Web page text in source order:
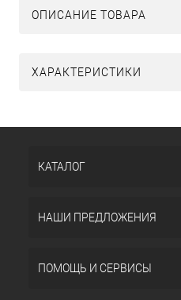
ОПИСАНИЕ ТОВАРА
ХАРАКТЕРИСТИКИ
КАТАЛОГ
НАШИ ПРЕДЛОЖЕНИЯ
ПОМОЩЬ И СЕРВИСЫ